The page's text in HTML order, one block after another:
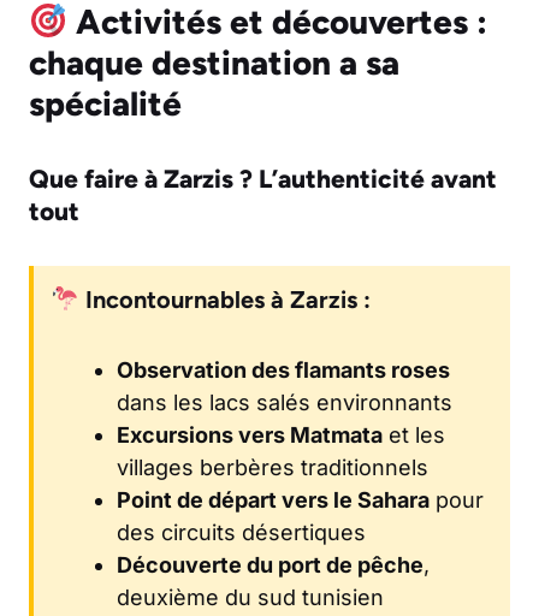
Activités et découvertes :
chaque destination a sa
spécialité
Que faire à Zarzis ? L’authenticité avant
tout
Incontournables à Zarzis :
Observation des flamants roses
dans les lacs salés environnants
Excursions vers Matmata et les
villages berbères traditionnels
Point de départ vers le Sahara pour
des circuits désertiques
Découverte du port de pêche,
deuxième du sud tunisien